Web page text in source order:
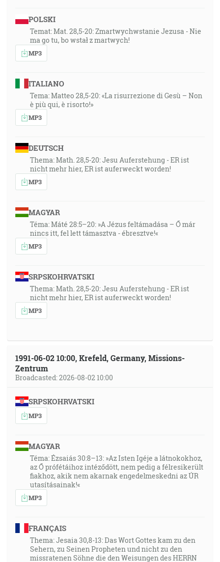
POLSKI
Temat: Mat. 28,5-20: Zmartwychwstanie Jezusa - Nie
ma go tu, bo wstał z martwych!
MP3
ITALIANO
Tema: Matteo 28,5-20: «La risurrezione di Gesù – Non
è più qui, è risorto!»
MP3
DEUTSCH
Thema: Math. 28,5-20: Jesu Auferstehung - ER ist
nicht mehr hier, ER ist auferweckt worden!
MP3
MAGYAR
Téma: Máté 28:5–20: »A Jézus feltámadása – Ő már
nincs itt, fel lett támasztva - ébresztve!«
MP3
SRPSKOHRVATSKI
Thema: Math. 28,5-20: Jesu Auferstehung - ER ist
nicht mehr hier, ER ist auferweckt worden!
MP3
1991-06-02 10:00, Krefeld, Germany, Missions-
Zentrum
Broadcasted: 2026-08-02 10:00
SRPSKOHRVATSKI
MP3
MAGYAR
Téma: Ézsaiás 30:8–13: »Az Isten Igéje a látnokokhoz,
az Ő prófétáihoz intéződött, nem pedig a félresikerült
fiakhoz, akik nem akarnak engedelmeskedni az ÚR
utasításainak!«
MP3
FRANÇAIS
Thema: Jesaia 30,8-13: Das Wort Gottes kam zu den
Sehern, zu Seinen Propheten und nicht zu den
missratenen Söhne die den Weisungen des HERRN